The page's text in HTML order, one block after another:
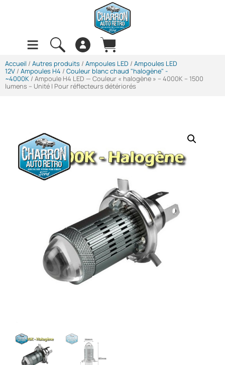
Accueil / Autres produits / Ampoules LED / Ampoules LED
12V / Ampoules H4 / Couleur blanc chaud "halogène" -
~4000K / Ampoule H4 LED — Couleur « halogène » – 4000K – 1500
lumens – Unité | Pour réflecteurs détériorés